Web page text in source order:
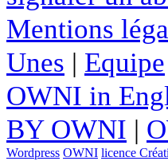
Mentions
Unes | Equipe
OWNI in
BY OWNI |
Wordpress OWNI licence